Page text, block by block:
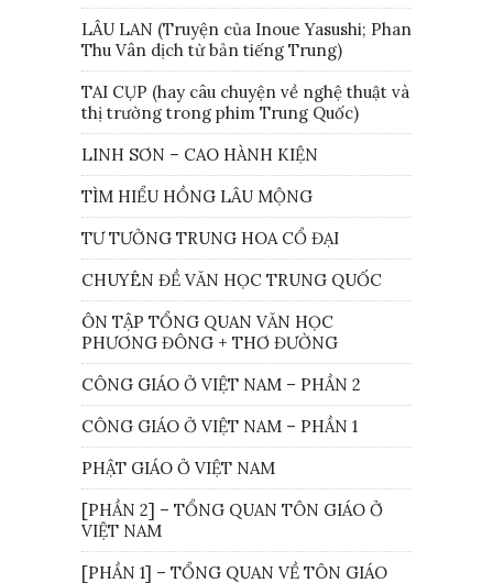
LÂU LAN (Truyện của Inoue Yasushi; Phan
Thu Vân dịch từ bản tiếng Trung)
TAI CỤP (hay câu chuyện về nghệ thuật và
thị trường trong phim Trung Quốc)
LINH SƠN – CAO HÀNH KIỆN
TÌM HIỂU HỒNG LÂU MỘNG
TƯ TƯỞNG TRUNG HOA CỔ ĐẠI
CHUYÊN ĐỀ VĂN HỌC TRUNG QUỐC
ÔN TẬP TỔNG QUAN VĂN HỌC
PHƯƠNG ĐÔNG + THƠ ĐƯỜNG
CÔNG GIÁO Ở VIỆT NAM – PHẦN 2
CÔNG GIÁO Ở VIỆT NAM – PHẦN 1
PHẬT GIÁO Ở VIỆT NAM
[PHẦN 2] – TỔNG QUAN TÔN GIÁO Ở
VIỆT NAM
[PHẦN 1] – TỔNG QUAN VỀ TÔN GIÁO